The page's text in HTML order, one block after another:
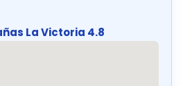
La Victoria 4.8